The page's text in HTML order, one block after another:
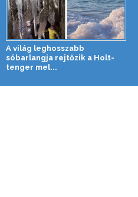
A világ leghosszabb
sóbarlangja rejtőzik a Holt-
tenger mel...